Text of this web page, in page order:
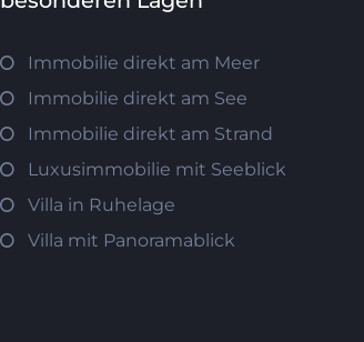
Immobilie direkt am Meer
Immobilie direkt am See
Immobilie direkt am Strand
Luxusimmobilie mit Seeblick
Villa in Ruhelage
Villa mit Panoramablick